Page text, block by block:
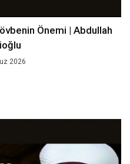
Önemi | Abdullah
2026